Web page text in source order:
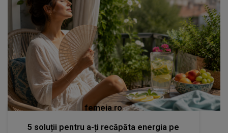
femeia.ro
5 soluții pentru a-ți recăpăta energia pe